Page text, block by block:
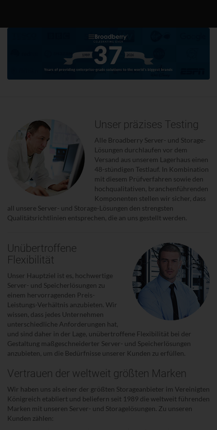
Unser präzises Testing
Alle Broadberry Server- und Storage-
Lösungen durchlaufen vor dem
Versand aus unserem Lagerhaus einen
48-stündigen Testlauf. In Kombination
mit diesem Prüfverfahren sowie den
hochqualitativen, branchenführenden
Komponenten stellen wir sicher, dass
all unsere Server- und Storage-Lösungen den strengsten
Qualitätsrichtlinien entsprechen, die an uns gestellt werden.
Unübertroffene
Flexibilität
Unser Hauptziel ist es, hochwertige
Server- und Speicherlösungen zu
einem hervorragenden Preis-
Leistungs-Verhältnis anzubieten. Wir
wissen, dass jedes Unternehmen
unterschiedliche Anforderungen hat,
und sind daher in der Lage, unübertroffene Flexibilität bei der
Gestaltung maßgeschneiderter Server- und Speicherlösungen
anzubieten, um die Bedürfnisse unserer Kunden zu erfüllen.
Vertrauen der weltweit größten Marken
Wir haben uns als einer der größten Storageanbieter im Vereinigten
Königreich etabliert und beliefern seit 1989 die weltweit führenden
Marken mit unseren Server- und Storagelösungen. Zu unseren
Kunden zählen: